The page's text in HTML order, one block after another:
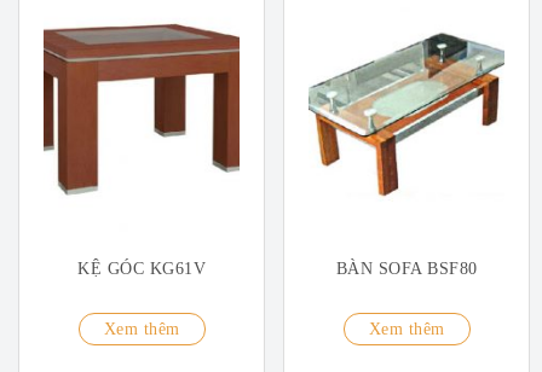
KỆ GÓC KG61V
Xem thêm
BÀN SOFA BSF80
Xem thêm